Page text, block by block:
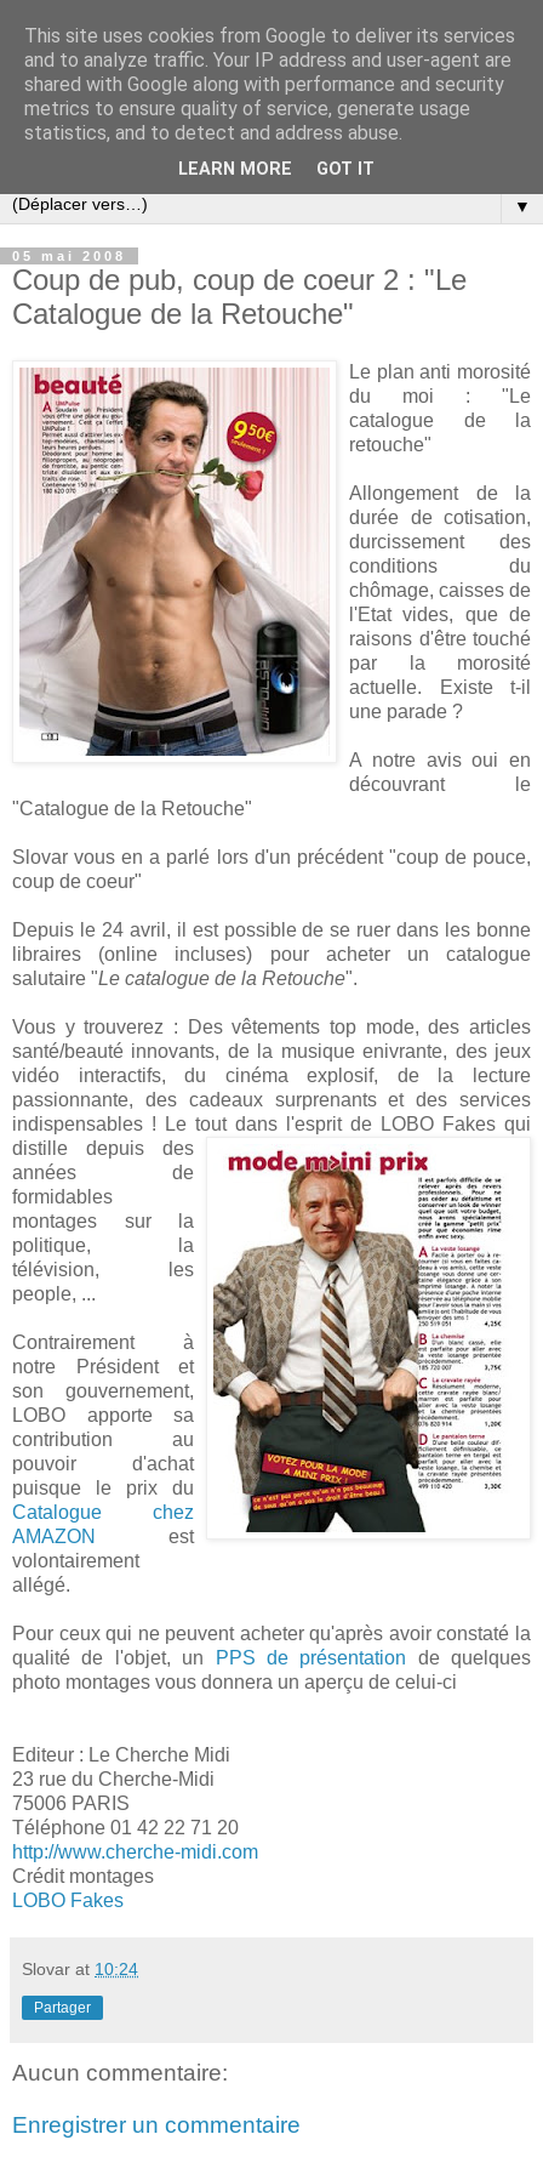
Slovar les Nouvelles
Blog citoyen d'informations, de décryptages et de
commentaires depuis 2005
▼
05 mai 2008
Coup de pub, coup de coeur 2 : "Le
Catalogue de la Retouche"
Le plan anti morosité
du moi : "Le
catalogue de la
retouche"
Allongement de la
durée de cotisation,
durcissement des
conditions du
chômage, caisses de
l'Etat vides, que de
raisons d'être touché
par la morosité
actuelle. Existe t-il
une parade ?
A notre avis oui en
découvrant le
"Catalogue de la Retouche"
Slovar vous en a parlé lors d'un précédent "coup de pouce,
coup de coeur"
Depuis le 24 avril, il est possible de se ruer dans les bonne
libraires (online incluses) pour acheter un catalogue
salutaire "Le catalogue de la Retouche".
Vous y trouverez : Des vêtements top mode, des articles
santé/beauté innovants, de la musique enivrante, des jeux
vidéo interactifs, du cinéma explosif, de la lecture
passionnante, des cadeaux surprenants et des services
indispensables ! Le tout dans l'esprit de LOBO Fakes qui
distille depuis des
années de
formidables
montages sur la
politique, la
télévision, les
people, ...
Contrairement à
notre Président et
son gouvernement,
LOBO apporte sa
contribution au
pouvoir d'achat
puisque le prix du
Catalogue chez
AMAZON
est
volontairement
allégé.
Pour ceux qui ne peuvent acheter qu'après avoir constaté la
qualité de l'objet, un
PPS de présentation de quelques
photo montages vous donnera un aperçu de celui-ci
Editeur : Le Cherche Midi
23 rue du Cherche-Midi
75006 PARIS
Téléphone 01 42 22 71 20
http://www.cherche-midi.com
Crédit montages
LOBO Fakes
Slovar at 10:24
Partager
Aucun commentaire:
Enregistrer un commentaire
This site uses cookies from Google to deliver its services
and to analyze traffic. Your IP address and user-agent are
shared with Google along with performance and security
metrics to ensure quality of service, generate usage
statistics, and to detect and address abuse.
LEARN MORE GOT IT